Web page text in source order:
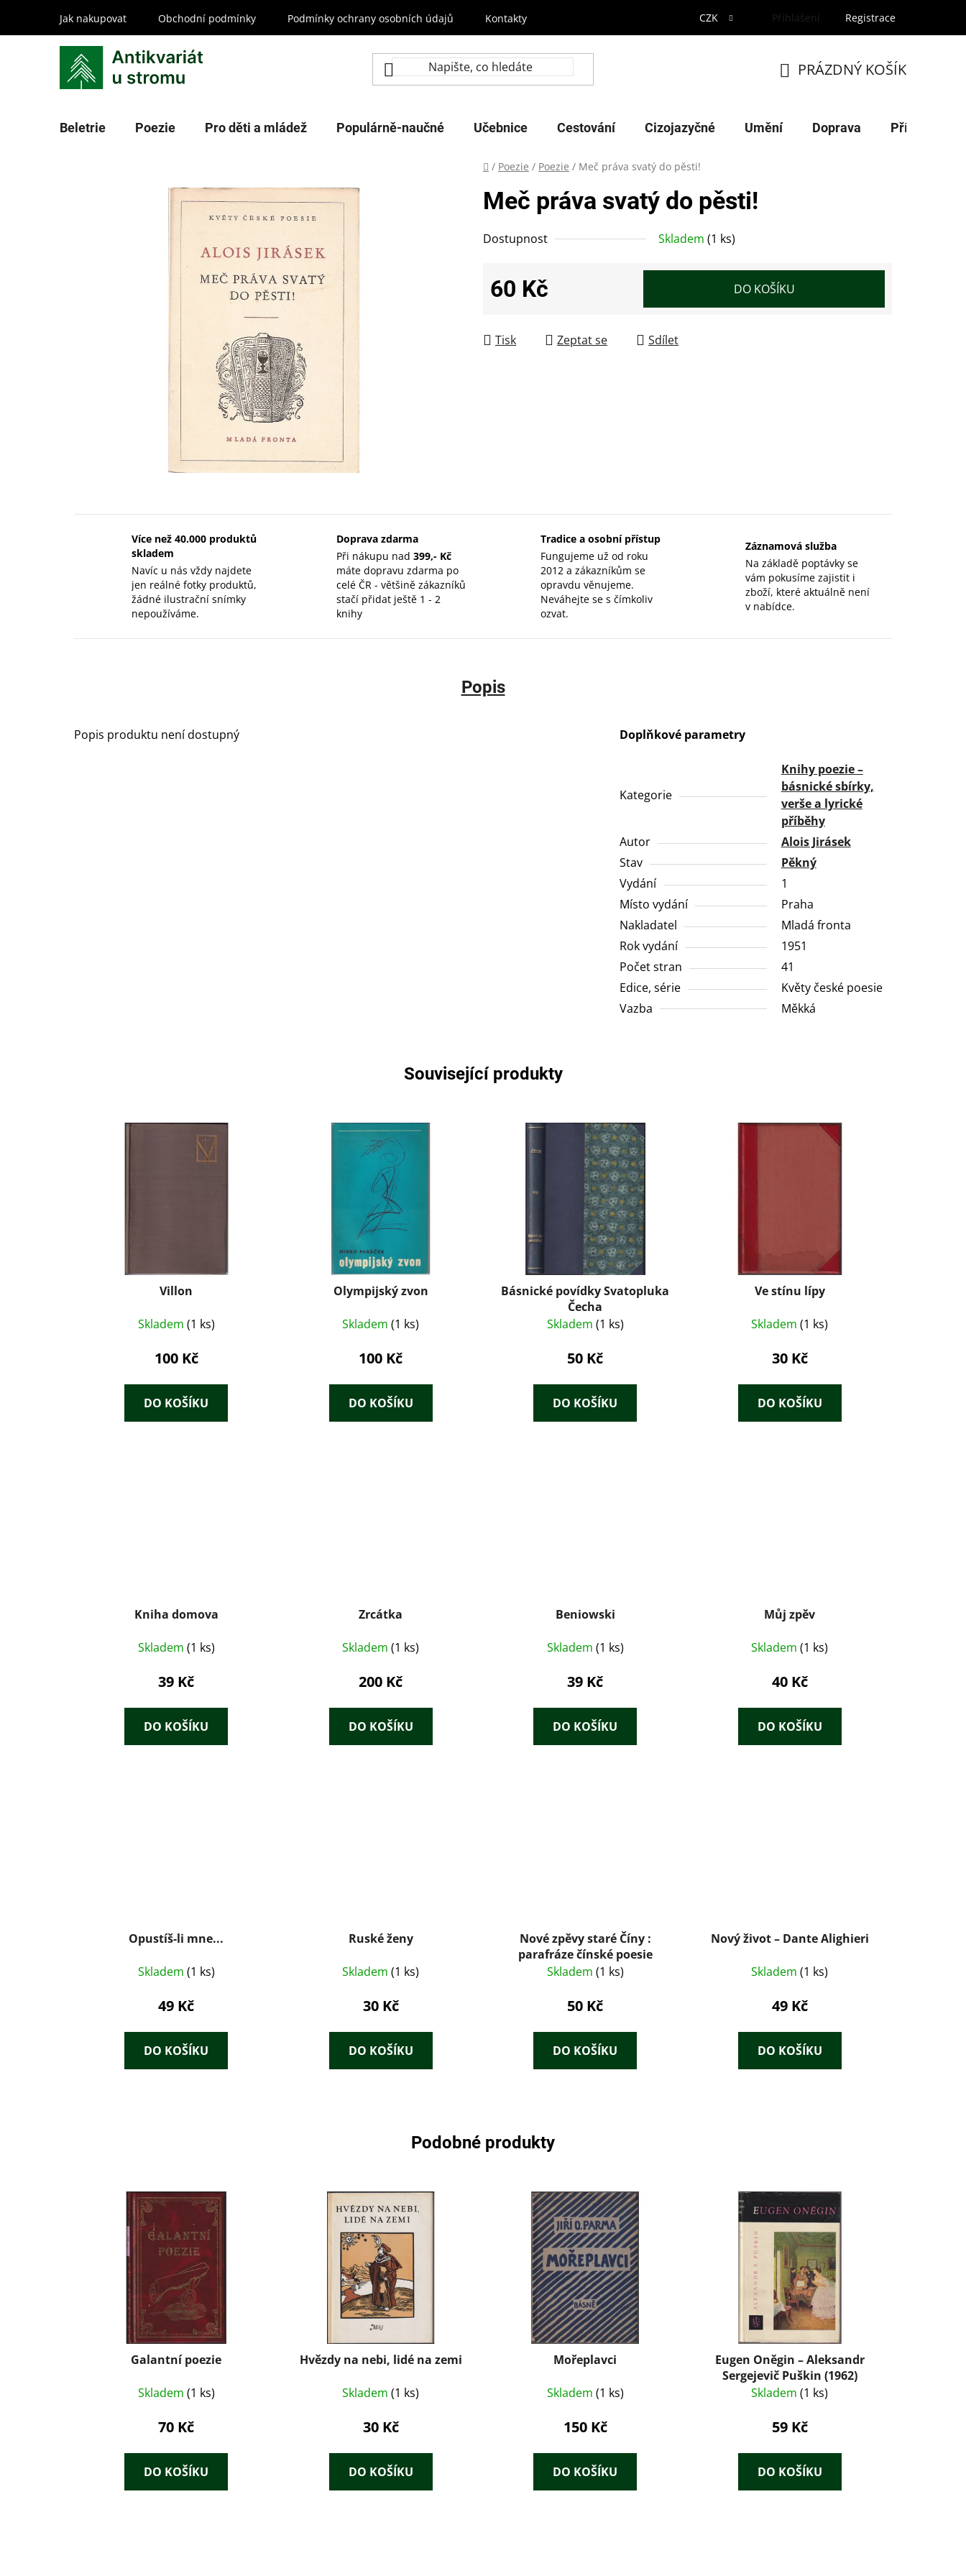
obsah
Jak nakupovat Obchodní podmínky Podmínky ochrany osobních údajů Kontakty CZK Přihlášení Registrace
KOŠÍK
PRÁZDNÝ KOŠÍK
Beletrie Poezie Pro děti a mládež Populárně-naučné Učebnice Cestování Cizojazyčné Umění Doprava Příroda
Domů
/ Poezie / Poezie / Meč práva svatý do pěsti!
Meč práva svatý do pěsti!
Dostupnost Skladem (1 ks)
60 Kč DO KOŠÍKU
Tisk Zeptat se Sdílet
Více než 40.000 produktů
skladem
Navíc u nás vždy najdete
jen reálné fotky produktů,
žádné ilustrační snímky
nepoužíváme.
Doprava zdarma
Při nákupu nad 399,- Kč
máte dopravu zdarma po
celé ČR - většině zákazníků
stačí přidat ještě 1 - 2
knihy
Tradice a osobní přístup
Fungujeme už od roku
2012 a zákazníkům se
opravdu věnujeme.
Neváhejte se s čímkoliv
ozvat.
Záznamová služba
Na základě poptávky se
vám pokusíme zajistit i
zboží, které aktuálně není
v nabídce.
Popis
Popis produktu není dostupný Doplňkové parametry
Kategorie
Knihy poezie –
básnické sbírky,
verše a lyrické
příběhy
Autor
Alois Jirásek
Stav
Pěkný
Vydání
1
Místo vydání
Praha
Nakladatel
Mladá fronta
Rok vydání
1951
Počet stran
41
Edice, série
Květy české poesie
Vazba
Měkká
Související produkty
Villon
Skladem (1 ks)
100 Kč
DO KOŠÍKU
Olympijský zvon
Skladem(1 ks)
100 Kč
DO KOŠÍKU
Básnické povídky Svatopluka
Čecha
Skladem (1 ks)
50 Kč
DO KOŠÍKU
Ve stínu lípy
Skladem(1 ks)
30 Kč
DO KOŠÍKU
Kniha domova
Skladem (1 ks)
39 Kč
DO KOŠÍKU
Zrcátka
Skladem(1 ks)
200 Kč
DO KOŠÍKU
Beniowski
Skladem (1 ks)
39 Kč
DO KOŠÍKU
Můj zpěv
Skladem(1 ks)
40 Kč
DO KOŠÍKU
Opustíš-li mne...
Skladem (1 ks)
49 Kč
DO KOŠÍKU
Ruské ženy
Skladem(1 ks)
30 Kč
DO KOŠÍKU
Nové zpěvy staré Číny :
parafráze čínské poesie
Skladem (1 ks)
50 Kč
DO KOŠÍKU
Nový život – Dante Alighieri
Skladem(1 ks)
49 Kč
DO KOŠÍKU
Podobné produkty
Galantní poezie
Skladem (1 ks)
70 Kč
DO KOŠÍKU
Hvězdy na nebi, lidé na zemi
Skladem(1 ks)
30 Kč
DO KOŠÍKU
Mořeplavci
Skladem (1 ks)
150 Kč
DO KOŠÍKU
Eugen Oněgin – Aleksandr
Sergejevič Puškin (1962)
Skladem(1 ks)
59 Kč
DO KOŠÍKU